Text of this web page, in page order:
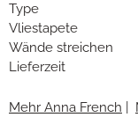
Type
Vliestapete
Wände streichen
Lieferzeit
Mehr Anna French